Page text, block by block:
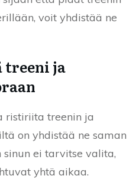
voit yhdistää ne
treeni ja
ristiriita treenin ja
on yhdistää ne saman
ei tarvitse valita,
yhtä aikaa.